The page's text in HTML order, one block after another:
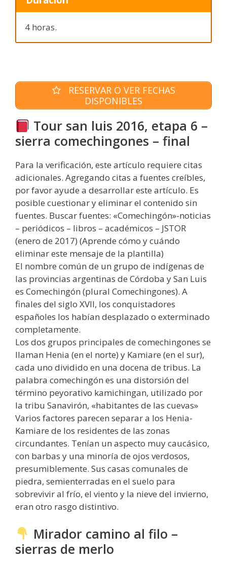
4 horas.
RESERVAR O VER FECHAS
DISPONIBLES
Tour san luis 2016, etapa 6 –
sierra comechingones – final
Para la verificación, este artículo requiere citas
adicionales. Agregando citas a fuentes creíbles,
por favor ayude a desarrollar este artículo. Es
posible cuestionar y eliminar el contenido sin
fuentes. Buscar fuentes: «Comechingón»-noticias
– periódicos – libros – académicos – JSTOR
(enero de 2017) (Aprende cómo y cuándo
eliminar este mensaje de la plantilla)
El nombre común de un grupo de indígenas de
las provincias argentinas de Córdoba y San Luis
es Comechingón (plural Comechingones). A
finales del siglo XVII, los conquistadores
españoles los habían desplazado o exterminado
completamente.
Los dos grupos principales de comechingones se
llaman Henia (en el norte) y Kamiare (en el sur),
cada uno dividido en una docena de tribus. La
palabra comechingón es una distorsión del
término peyorativo kamichingan, utilizado por
la tribu Sanavirón, «habitantes de las cuevas»
Varios factores parecen separar a los Henia-
Kamiare de los residentes de las zonas
circundantes. Tenían un aspecto muy caucásico,
con barbas y una minoría de ojos verdosos,
presumiblemente. Sus casas comunales de
piedra, semienterradas en el suelo para
sobrevivir al frío, el viento y la nieve del invierno,
eran otro rasgo distintivo.
Mirador camino al filo –
sierras de merlo